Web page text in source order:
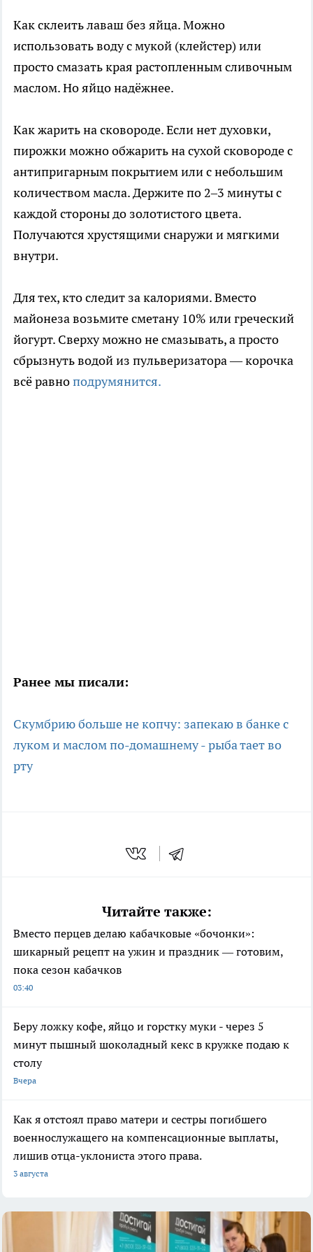
Как склеить лаваш без яйца. Можно
использовать воду с мукой (клейстер) или
просто смазать края растопленным сливочным
маслом. Но яйцо надёжнее.
Как жарить на сковороде. Если нет духовки,
пирожки можно обжарить на сухой сковороде с
антипригарным покрытием или с небольшим
количеством масла. Держите по 2–3 минуты с
каждой стороны до золотистого цвета.
Получаются хрустящими снаружи и мягкими
внутри.
Для тех, кто следит за калориями. Вместо
майонеза возьмите сметану 10% или греческий
йогурт. Сверху можно не смазывать, а просто
сбрызнуть водой из пульверизатора — корочка
всё равноподрумянится.
Ранее мы писали:
Скумбрию больше не копчу: запекаю в банке с
луком и маслом по-домашнему - рыба тает во
рту
Читайте также:
Вместо перцев делаю кабачковые «бочонки»:
шикарный рецепт на ужин и праздник — готовим,
пока сезон кабачков
03:40
Беру ложку кофе, яйцо и горстку муки - через 5
минут пышный шоколадный кекс в кружке подаю к
столу
Вчера
Как я отстоял право матери и сестры погибшего
военнослужащего на компенсационные выплаты,
лишив отца-уклониста этого права.
3 августа